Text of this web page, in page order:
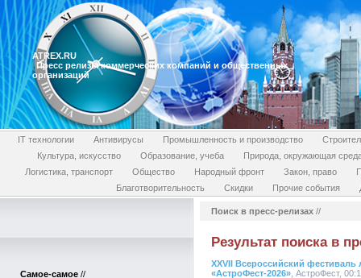
ATREX.RU
Пресс релизы коммерческих компаний и общественных
организаций
IT технологии Антивирусы Промышленность и производство
Культура, искусство
Образование, учеба
Природа, окружающая
Логистика, транспорт
Общество Народный фронт Закон, право
Благотворительность
Скидки Прочие события
Самое-самое //
Поиск в пресс-релизах //
Результат поиска в
XХVII Всероссийский
«АстроФест-2026» , АстроФест,